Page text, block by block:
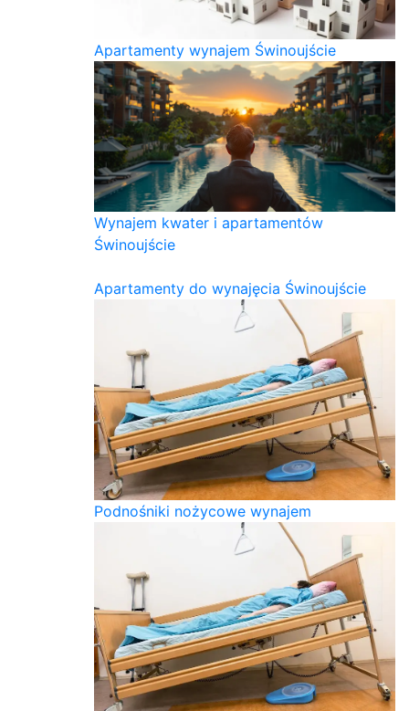
Apartamenty wynajem Świnoujście
Wynajem kwater i apartamentów
Świnoujście
Apartamenty do wynajęcia Świnoujście
Podnośniki nożycowe wynajem